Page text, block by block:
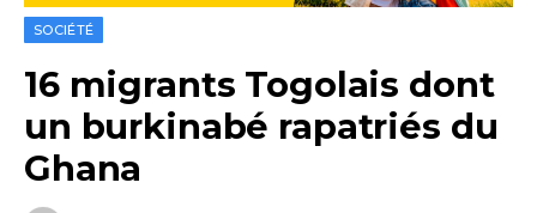
SOCIÉTÉ
16 migrants Togolais dont
un burkinabé rapatriés du
Ghana